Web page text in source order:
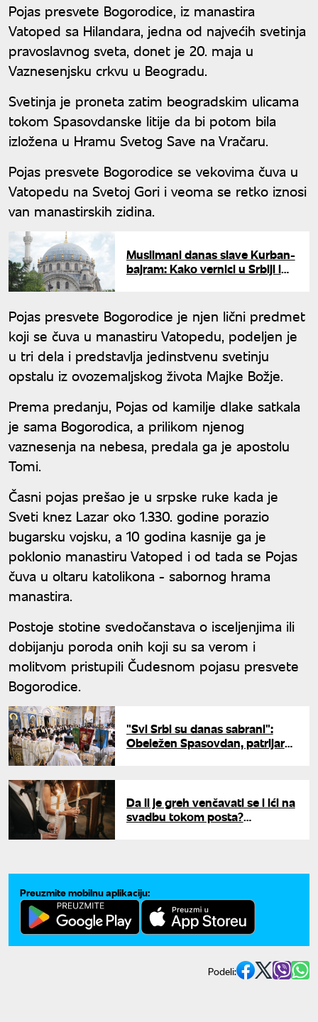
Pojas presvete Bogorodice, iz manastira
Vatoped sa Hilandara, jedna od najvećih svetinja
pravoslavnog sveta, donet je 20. maja u
Vaznesenjsku crkvu u Beogradu.
Svetinja je proneta zatim beogradskim ulicama
tokom Spasovdanske litije da bi potom bila
izložena u Hramu Svetog Save na Vračaru.
Pojas presvete Bogorodice se vekovima čuva u
Vatopedu na Svetoj Gori i veoma se retko iznosi
van manastirskih zidina.
Muslimani danas slave Kurban-
bajram: Kako vernici u Srbiji i
Pojas presvete Bogorodice je njen lični predmet
koji se čuva u manastiru Vatopedu, podeljen je
u tri dela i predstavlja jedinstvenu svetinju
opstalu iz ovozemaljskog života Majke Božje.
Prema predanju, Pojas od kamilje dlake satkala
je sama Bogorodica, a prilikom njenog
vaznesenja na nebesa, predala ga je apostolu
Tomi.
Časni pojas prešao je u srpske ruke kada je
Sveti knez Lazar oko 1.330. godine porazio
bugarsku vojsku, a 10 godina kasnije ga je
poklonio manastiru Vatoped i od tada se Pojas
čuva u oltaru katolikona - sabornog hrama
manastira.
Postoje stotine svedočanstava o isceljenjima ili
dobijanju poroda onih koji su sa verom i
molitvom pristupili Čudesnom pojasu presvete
Bogorodice.
"Svi Srbi su danas sabrani":
Obeležen Spasovdan, patrijarh
Da li je greh venčavati se i ići na
svadbu tokom posta?
Preuzmite mobilnu aplikaciju:
Podeli: